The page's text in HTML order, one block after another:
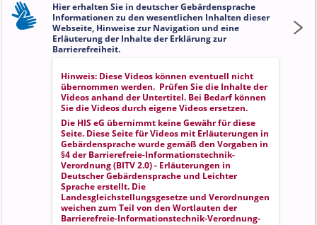
Hier erhalten Sie in deutscher Gebärdensprache
Informationen zu den wesentlichen Inhalten dieser
Webseite, Hinweise zur Navigation und eine
Erläuterung der Inhalte der Erklärung zur
Barrierefreiheit.
Hinweis: Diese Videos können eventuell nicht
übernommen werden. Prüfen Sie die Inhalte der
Videos anhand der Untertitel. Bei Bedarf können
Sie die Videos durch eigene Videos ersetzen.
Die HIS eG übernimmt keine Gewähr für diese
Seite. Diese Seite für Videos mit Erläuterungen in
Gebärdensprache wurde gemäß den Vorgaben in
§4 der Barrierefreie-Informationstechnik-
Verordnung (BITV 2.0) - Erläuterungen in
Deutscher Gebärdensprache und Leichter
Spracheerstellt. Die
Landesgleichstellungsgesetze und Verordnungen
weichen zum Teil von den Wortlauten der
Barrierefreie-Informationstechnik-Verordnung-